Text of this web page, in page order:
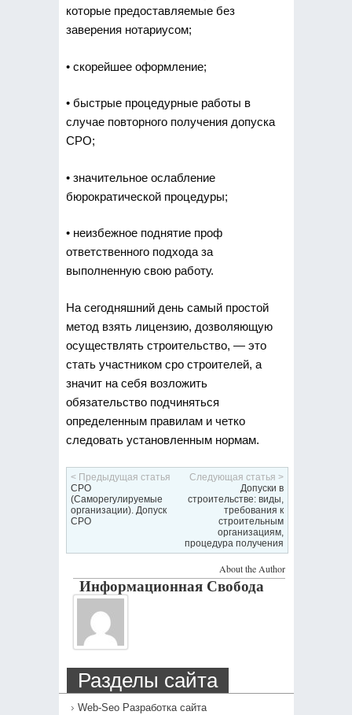
которые предоставляемые без
заверения нотариусом;
• скорейшее оформление;
• быстрые процедурные работы в
случае повторного получения допуска
СРО;
• значительное ослабление
бюрократической процедуры;
• неизбежное поднятие проф
ответственного подхода за
выполненную свою работу.
На сегодняшний день самый простой
метод взять лицензию, дозволяющую
осуществлять строительство, — это
стать участником сро строителей, а
значит на себя возложить
обязательство подчиняться
определенным правилам и четко
следовать установленным нормам.
< Предыдущая статья
СРО
(Саморегулируемые
организации). Допуск
СРО
Следующая статья >
Допуски в
строительстве: виды,
требования к
строительным
организациям,
процедура получения
About the Author
Информационная Свобода
Разделы сайта
Web-Seo Разработка сайта